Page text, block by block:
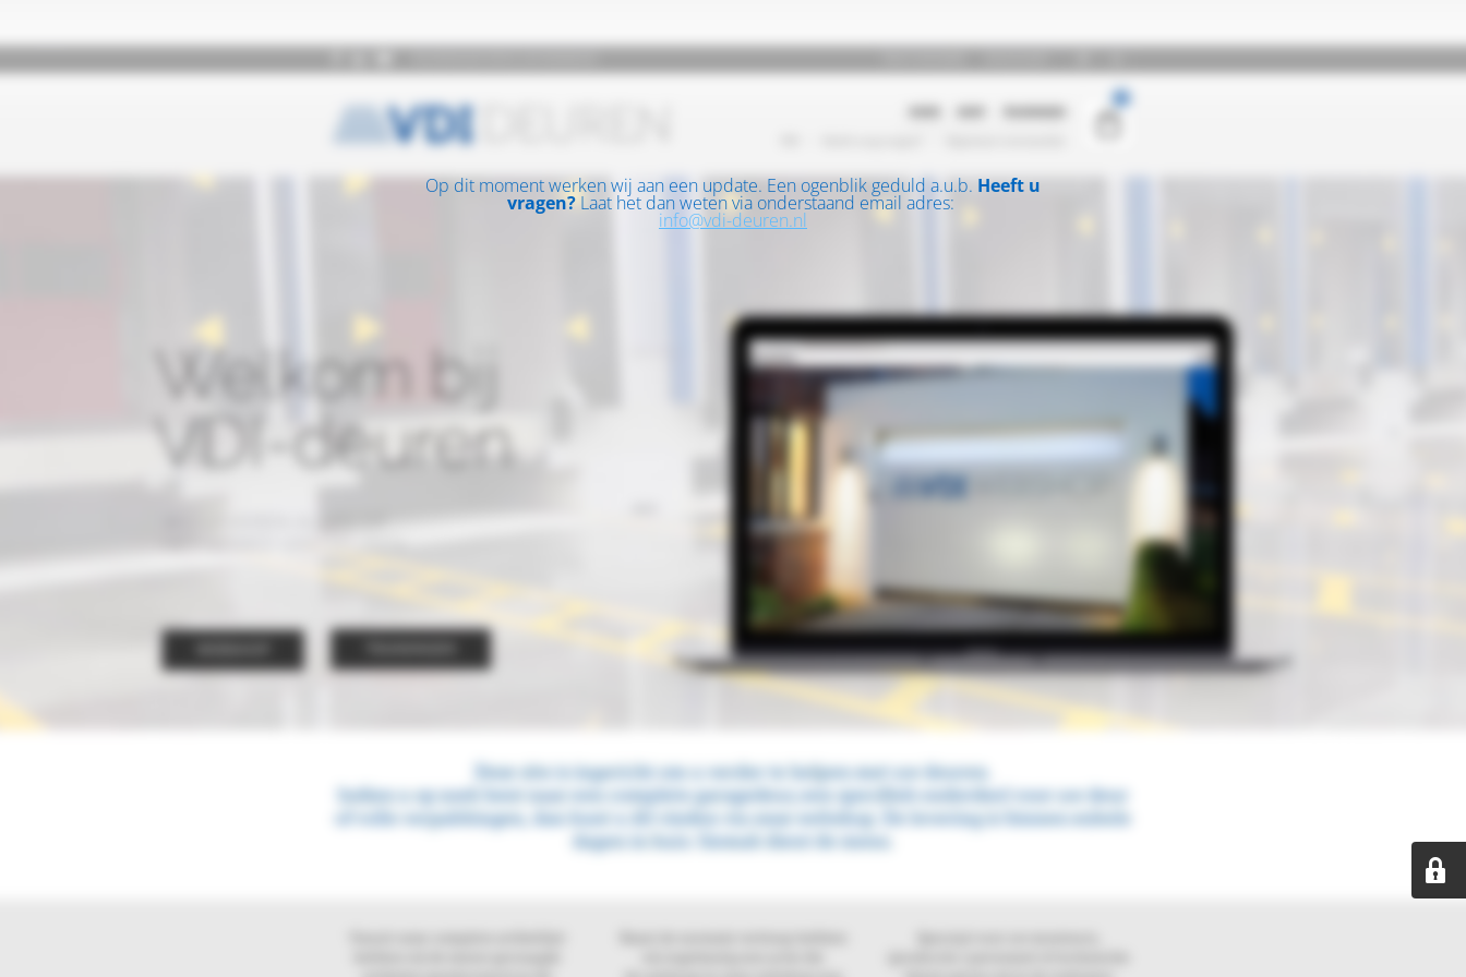
Op dit moment werken wij aan een update. Een ogenblik geduld a.u.b. Heeft u
vragen? Laat het dan weten via onderstaand email adres:
info@vdi-deuren.nl